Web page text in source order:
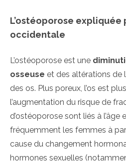
L’ostéoporose expliquée
occidentale
L’ostéoporose est une
osseuse et des altérations de
des os. Plus poreux, l’os est
l’augmentation du risque de
d’ostéoporose sont liés à
fréquemment les femmes à
cause du changement
hormones sexuelles